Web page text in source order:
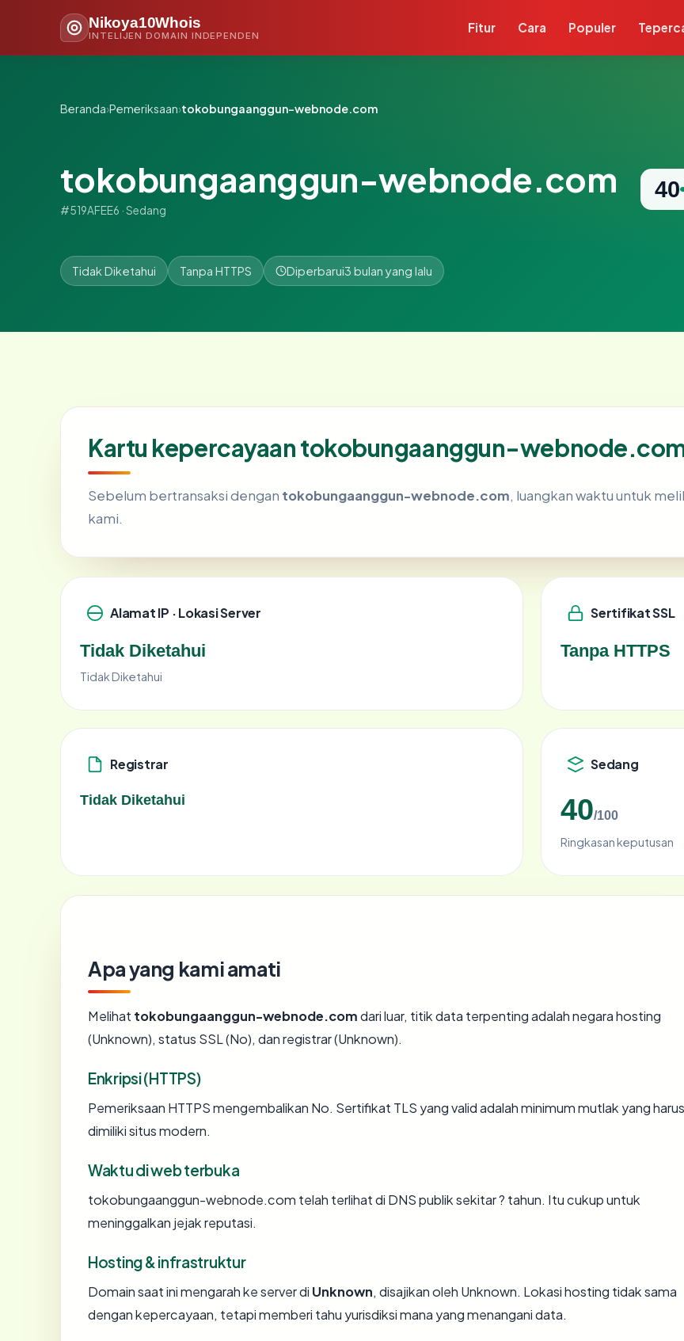
Nikoya10Whois
INTELIJEN DOMAIN INDEPENDEN
Fitur Cara Populer
Beranda›Pemeriksaan›tokobungaanggun-webnode.com
tokobungaanggun-webnode.com
#519AFEE6 · Sedang
40
Tidak Diketahui Tanpa HTTPS Diperbarui3 bulan yang lalu
Kartu kepercayaan tokobungaanggun-
Sebelum bertransaksi dengan tokobungaanggun-webnode.com, luangkan waktu untuk
kami.
Alamat IP · Lokasi Server
Tidak Diketahui
Tidak Diketahui
Sertifikat SSL
Tanpa HTTPS
Registrar
Tidak Diketahui
Sedang
40/100
Ringkasan keputusan
Apa yang kami amati
Melihat tokobungaanggun-webnode.comdari luar, titik data terpenting adalah negara hosting
(Unknown), status SSL (No), dan registrar (Unknown).
Enkripsi (HTTPS)
Pemeriksaan HTTPS mengembalikan No. Sertifikat TLS yang valid adalah minimum mutlak yang harus
dimiliki situs modern.
Waktu di web terbuka
tokobungaanggun-webnode.com telah terlihat di DNS publik sekitar ? tahun. Itu cukup untuk
meninggalkan jejak reputasi.
Hosting & infrastruktur
Domain saat ini mengarah ke server di Unknown, disajikan oleh Unknown. Lokasi hosting tidak sama
dengan kepercayaan, tetapi memberi tahu yurisdiksi mana yang menangani data.